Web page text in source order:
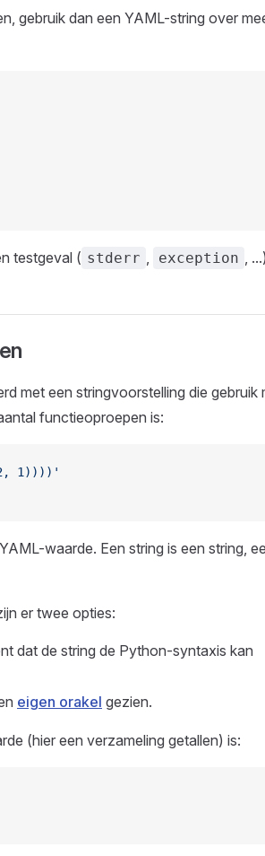
gebruik dan een YAML-string over
testgeval ( stderr , exception ,
met een stringvoorstelling die gebruik
functieoproepen is:
1))))'
waarde. Een string is een string,
er twee opties:
dat de string de Python-syntaxis kan
eigen orakel gezien.
(hier een verzameling getallen) is: